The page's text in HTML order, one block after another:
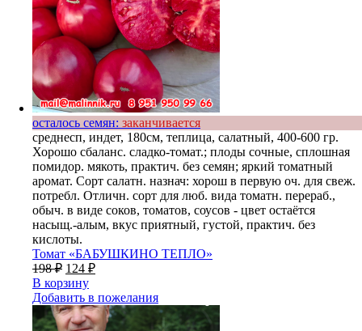
осталось семян: заканчивается
среднесп, индет, 180см, теплица, салатный, 400-600 гр.
Хорошо сбаланс. сладко-томат.; плоды сочные, сплошная
помидор. мякоть, практич. без семян; яркий томатный
аромат. Сорт салатн. назнач: хорош в первую оч. для свеж.
потребл. Отличн. сорт для люб. вида томатн. перераб.,
обыч. в виде соков, томатов, соусов - цвет остаётся
насыщ.-алым, вкус приятный, густой, практич. без
кислоты.
Томат «БАБУШКИНО ТЕПЛО»
198₽ 124 ₽
В корзину
Добавить в пожелания